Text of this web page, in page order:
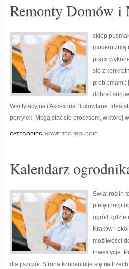
Remonty Domów i
sklep-
modernizują
praca
się z
problemami:
dobrać
Wentylacyjne i Akcesoria Budowlane. Idea
pomyłek. Mogą stać się procesem, w której
CATEGORIES: NOWE TECHNOLOGIE
Kalendarz
Świat roślin
pielęgnacji
ogród, gdzie
Kraków i
możliwości
inwestycje.
dla pszczół. Strona koncentruje się na